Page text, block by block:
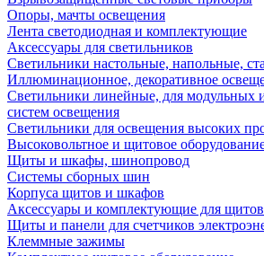
Опоры, мачты освещения
Лента светодиодная и комплектующие
Аксессуары для светильников
Светильники настольные, напольные,
Иллюминационное, декоративное
Светильники линейные, для модульных
систем освещения
Светильники для освещения высоких
Высоковольтное и щитовое
Щиты и шкафы, шинопровод
Системы сборных шин
Корпуса щитов и шкафов
Аксессуары и комплектующие для
Щиты и панели для счетчиков
Клеммные зажимы